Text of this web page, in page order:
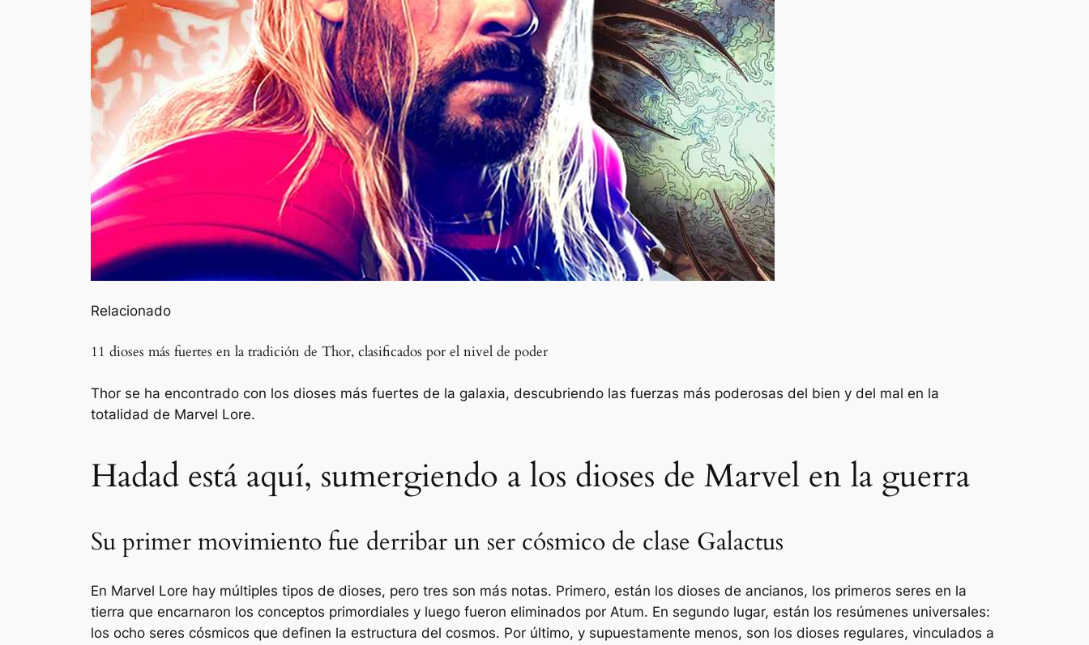
Relacionado
11 dioses más fuertes en la tradición de Thor, clasificados por el nivel de poder
Thor se ha encontrado con los dioses más fuertes de la galaxia, descubriendo las fuerzas más poderosas del bien y del mal en la
totalidad de Marvel Lore.
Hadad está aquí, sumergiendo a los dioses de Marvel en la guerra
Su primer movimiento fue derribar un ser cósmico de clase Galactus
En Marvel Lore hay múltiples tipos de dioses, pero tres son más notas. Primero, están los dioses de ancianos, los primeros seres en la
tierra que encarnaron los conceptos primordiales y luego fueron eliminados por Atum. En segundo lugar, están los resúmenes universales:
los ocho seres cósmicos que definen la estructura del cosmos. Por último, y supuestamente menos, son los dioses regulares, vinculados a